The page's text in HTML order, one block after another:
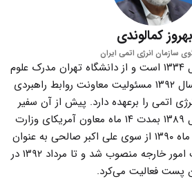
بهروز کمالوندی
سازمان انرژی اتمی ایران
بهروز کمالوندی، متولد سال ۱۳۳۴ است و از دانشگاه تهران مدرک علوم
سیاسی دارد. او از مرداد سال ۱۳۹۲ مسئولیت معاونت روابط راهبردی
اتمی را برعهده دارد. پیش از آن سفیر
ایران در اندونزی و از سال ۱۳۸۹ بمدت ۱۴ ماه معاون آمریکای وزارت
امورخارجه بود و در خرداد ماه ۱۳۹۰ از سوی علی اکبر صالحی به عنوان
معاون اداری و مالی وزارت امور خارجه منصوب شد و تا مرداد ۱۳۹۲ در
پست فعالیت می‌کرد.